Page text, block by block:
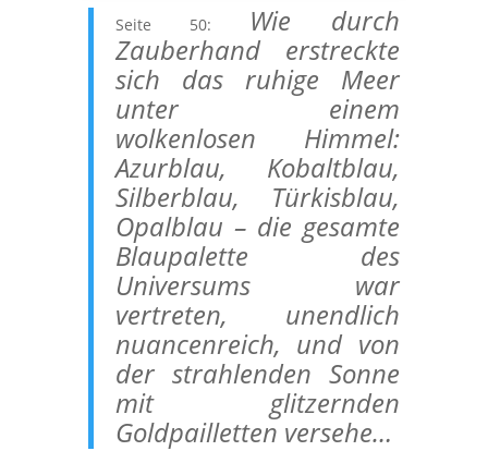
Seite 50: Wie durch
Zauberhand erstreckte
sich das ruhige Meer
unter einem
wolkenlosen Himmel:
Azurblau, Kobaltblau,
Silberblau, Türkisblau,
Opalblau – die gesamte
Blaupalette des
Universums war
vertreten, unendlich
nuancenreich, und von
der strahlenden Sonne
mit glitzernden
Goldpailletten versehe…